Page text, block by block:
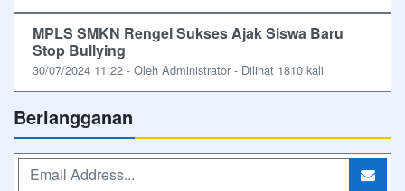
MPLS SMKN Rengel Sukses Ajak Siswa Baru
Stop Bullying
30/07/2024 11:22 - Oleh Administrator - Dilihat 1810 kali
Berlangganan